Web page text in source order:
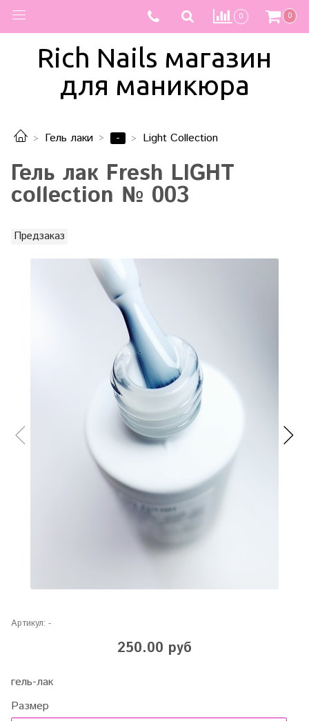
0 0
Rich Nails магазин
для маникюра
Гель лаки - Light Collection
Гель лак Fresh LIGHT
collection № 003
Предзаказ
Артикул: -
250.00 руб
гель-лак
Размер